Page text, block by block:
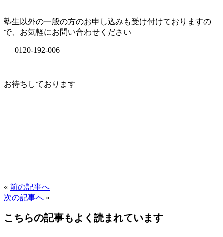
塾生以外の一般の方のお申し込みも受け付けておりますの
で、お気軽にお問い合わせください
0120-192-006
お待ちしております
« 前の記事へ
次の記事へ »
こちらの記事もよく読まれています